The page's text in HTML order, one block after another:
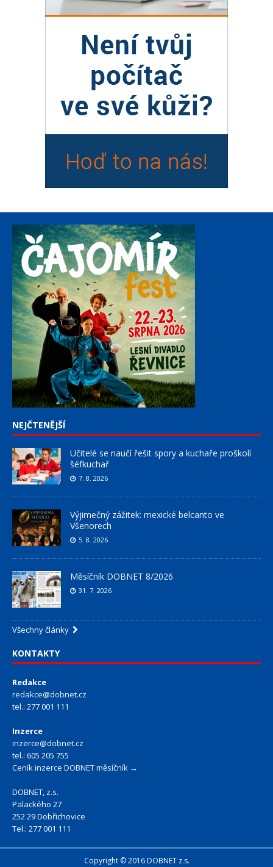
NEJČTENĚJŠÍ
Učitelé se naučí řešit spory a kuchaře proškolí
šéfkuchař
7. 8. 2026
Výjimečný zážitek: mexické belcanto ve
Všenorech
5. 8. 2026
Měsíčník DOBNET 8/2026
31. 7. 2026
Všechny články
KONTAKTY
Redakce
redakce@dobnet.cz
tel.: 277 001 111
Inzerce
inzerce@dobnet.cz
tel.: 605 205 755
Ceník inzerce DOBNET měsíčník →
DOBNET, z.s.
Palackého 27
252 29 Dobřichovice
Tel.: 277 001 111
Copyright © 2016 DOBNET z.s.